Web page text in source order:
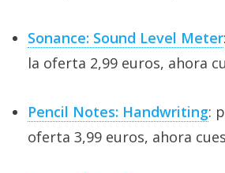
Sonance: Sound Level Meter
la oferta 2,99 euros, ahora
Pencil Notes: Handwriting:
oferta 3,99 euros, ahora